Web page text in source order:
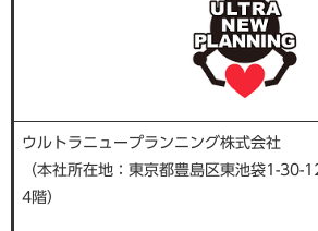
ウルトラニュープランニング株式会社
（本社所在地：東京都豊島区東池袋1-
4階）